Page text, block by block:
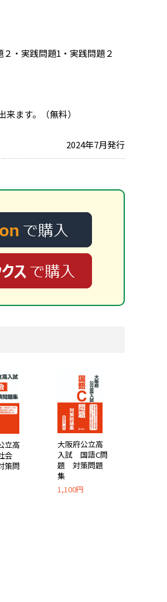
・実践問題1・実践問題２
ます。（無料）
2024年7月発行
立高
会
策問
大阪府公立高
入試 国語C問
題 対策問題
集
1,100円